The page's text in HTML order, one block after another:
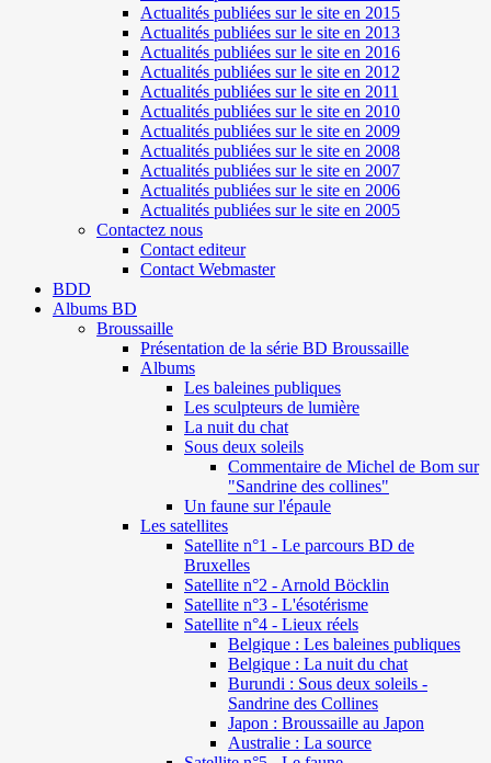
Actualités publiées sur le site en 2015
Actualités publiées sur le site en 2013
Actualités publiées sur le site en 2016
Actualités publiées sur le site en 2012
Actualités publiées sur le site en 2011
Actualités publiées sur le site en 2010
Actualités publiées sur le site en 2009
Actualités publiées sur le site en 2008
Actualités publiées sur le site en 2007
Actualités publiées sur le site en 2006
Actualités publiées sur le site en 2005
Contactez nous
Contact editeur
Contact Webmaster
BDD
Albums BD
Broussaille
Présentation de la série BD Broussaille
Albums
Les baleines publiques
Les sculpteurs de lumière
La nuit du chat
Sous deux soleils
Commentaire de Michel de Bom sur
"Sandrine des collines"
Un faune sur l'épaule
Les satellites
Satellite n°1 - Le parcours BD de
Bruxelles
Satellite n°2 - Arnold Böcklin
Satellite n°3 - L'ésotérisme
Satellite n°4 - Lieux réels
Belgique : Les baleines publiques
Belgique : La nuit du chat
Burundi : Sous deux soleils -
Sandrine des Collines
Japon : Broussaille au Japon
Australie : La source